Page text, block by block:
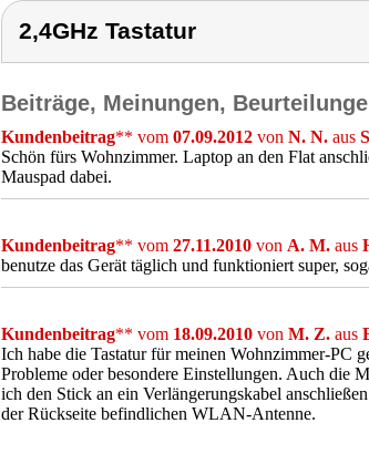
2,4GHz Tastatur
Beiträge, Meinungen,
Kundenbeitrag** vom 07.09.2012 von N. N. aus
Schön fürs Wohnzimmer. Laptop an den Flat
Mauspad dabei.
Kundenbeitrag** vom 27.11.2010 von A. M. aus
benutze das Gerät täglich und funktioniert super,
Kundenbeitrag** vom 18.09.2010 von M. Z. aus
Ich habe die Tastatur für meinen Wohnzimmer-PC
Probleme oder besondere Einstellungen. Auch die
ich den Stick an ein Verlängerungskabel
der Rückseite befindlichen WLAN-Antenne.